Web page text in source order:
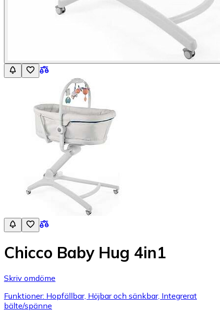
Chicco Baby Hug 4in1
Skriv omdöme
Funktioner: Hopfällbar, Höjbar och sänkbar, Integrerat
bälte/spänne